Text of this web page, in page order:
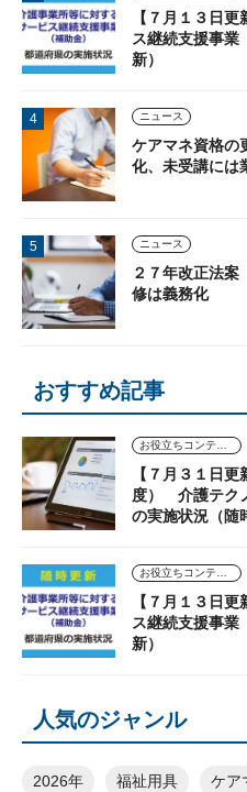
【７月１３日
ス継続支援事
新）
ニュース
ケアマネ資格
化、未受講には
ニュース
２７年改正法
修は義務化
おすすめ記事
【７月３１日
度） 介護テク
の実施状況（随
【７月１３日
ス継続支援事
新）
人気のジャンル
2026年 福祉用具 ケア